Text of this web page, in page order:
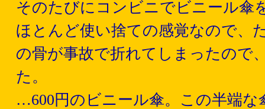
そのたびにコンビニでビニール傘
ほとんど使い捨ての感覚なので、
の骨が事故で折れてしまったので
た。
…600円のビニール傘。この半端